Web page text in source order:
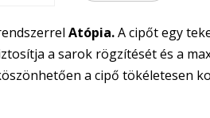
Atópia.A cipőt egy
a sarok rögzítését és a
a cipő tökéletesen